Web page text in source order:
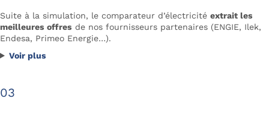
Suite à la simulation, le comparateur d’électricité extrait les
meilleures offres de nos fournisseurs partenaires (ENGIE, Ilek,
Endesa, Primeo Energie…).
Voir plus